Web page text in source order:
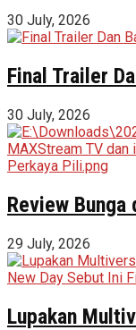
30 July, 2026
Final Trailer
30 July, 2026
Review Bunga
29 July, 2026
Lupakan